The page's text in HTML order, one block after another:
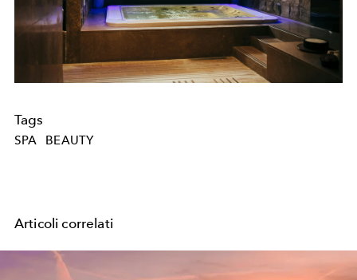
Tags
SPA BEAUTY
Articoli correlati